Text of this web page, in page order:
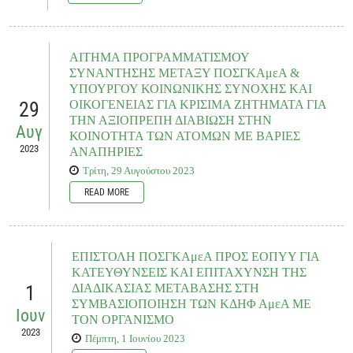
Με την εμπεδωμένη, δυστυχώς, αυτή πραγματικότητα, στο κατώφλι της
σχολικής χρονιάς 2023 - 2024, παραμένει έκδηλη η ανησυχία μας για το κατά
πόσο η έναρξη του τρέχοντος σχολικού έτους θα ταυτιστεί για όλους/ες τους/τις
μαθητές/τριες, με και χωρίς αναπηρία, όμοια δε αγωνία, την οποία απολύτως
συμμεριζόμαστε, μας μεταφέρεται και από την επικοινωνία μας με συλλόγους
γονέων ειδικών σχολείων και γονείς και κηδεμόνες ατόμων με αναπηρία ανά
την χώρα.
29
Αυγ
2023
ΑΙΤΗΜΑ ΠΡΟΓΡΑΜΜΑΤΙΣΜΟΥ
ΣΥΝΑΝΤΗΣΗΣ ΜΕΤΑΞΥ ΠΟΣΓΚΑμεΑ &
ΥΠΟΥΡΓΟΥ ΚΟΙΝΩΝΙΚΗΣ ΣΥΝΟΧΗΣ ΚΑΙ
ΟΙΚΟΓΕΝΕΙΑΣ ΓΙΑ ΚΡΙΣΙΜΑ ΖΗΤΗΜΑΤΑ ΓΙΑ
ΤΗΝ ΑΞΙΟΠΡΕΠΗ ΔΙΑΒΙΩΣΗ ΣΤΗΝ
ΚΟΙΝΟΤΗΤΑ ΤΩΝ ΑΤΟΜΩΝ ΜΕ ΒΑΡΙΕΣ
ΑΝΑΠΗΡΙΕΣ
Τρίτη, 29 Αυγούστου 2023
READ MORE
Σε ό,τι ειδικότερα αφορά το πεδίο / θεσμό της υποστηριζόμενης διαβίωσης των
ατόμων με αναπηρίες στην κοινότητα, προκειμένου να αποτραπεί ο
ιδρυματισμός, να εξαλειφθεί η ανάγκη ιδρυματικής φροντίδας και να
τελεσφορήσει πρόσφορα η σκοπούμενη εφαρμογή της Εθνικής Στρατηγικής για
την Αποϊδρυματοποίηση, η ενίσχυση του προνοιακού χάρτη στη χώρα με τη
διεύρυνση των Σ.Υ.Δ. δέον είναι να υποστηριχθεί περαιτέρω, με παρεμβάσεις ή/
και τροποποιήσεις, όπου κρίνεται απαραίτητο, στο υφιστάμ&am
1
Ιουν
2023
ΕΠΙΣΤΟΛΗ ΠΟΣΓΚΑμεΑ ΠΡΟΣ ΕΟΠΥΥ ΓΙΑ
ΚΑΤΕΥΘΥΝΣΕΙΣ ΚΑΙ ΕΠΙΤΑΧΥΝΣΗ ΤΗΣ
ΔΙΑΔΙΚΑΣΙΑΣ ΜΕΤΑΒΑΣΗΣ ΣΤΗ
ΣΥΜΒΑΣΙΟΠΟΙΗΣΗ ΤΩΝ ΚΔΗΦ ΑμεΑ ΜΕ
ΤΟΝ ΟΡΓΑΝΙΣΜΟ
Πέμπτη, 1 Ιουνίου 2023